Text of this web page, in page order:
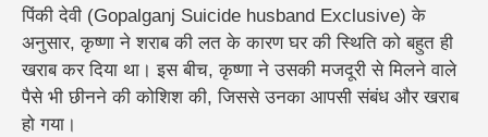
पिंकी देवी (Gopalganj Suicide husband Exclusive) के
अनुसार, कृष्णा ने शराब की लत के कारण घर की स्थिति को बहुत ही
खराब कर दिया था। इस बीच, कृष्णा ने उसकी मजदूरी से मिलने वाले
पैसे भी छीनने की कोशिश की, जिससे उनका आपसी संबंध और खराब
हो गया।